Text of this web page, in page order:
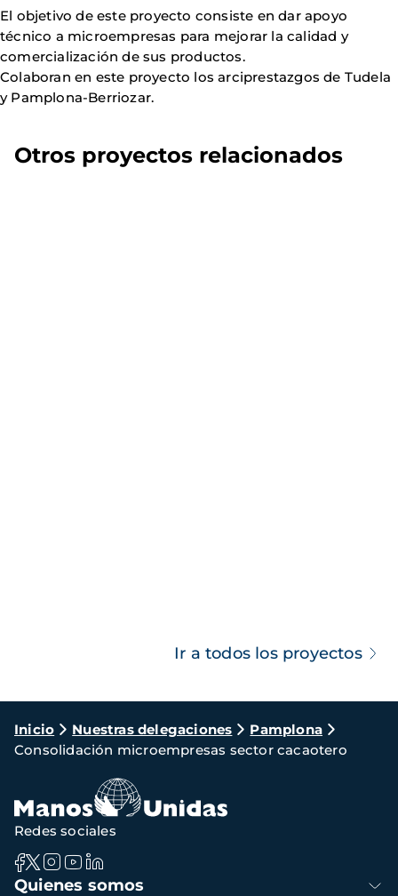
El objetivo de este proyecto consiste en dar apoyo
técnico a microempresas para mejorar la calidad y
comercialización de sus productos.
Colaboran en este proyecto los arciprestazgos de Tudela
y Pamplona-Berriozar.
Otros proyectos relacionados
Ir a todos los proyectos
Ruta
de
navegación
Inicio Nuestras delegaciones
Pamplona
Consolidación microempresas sector cacaotero
Navegación
Quienes somos
Redes sociales